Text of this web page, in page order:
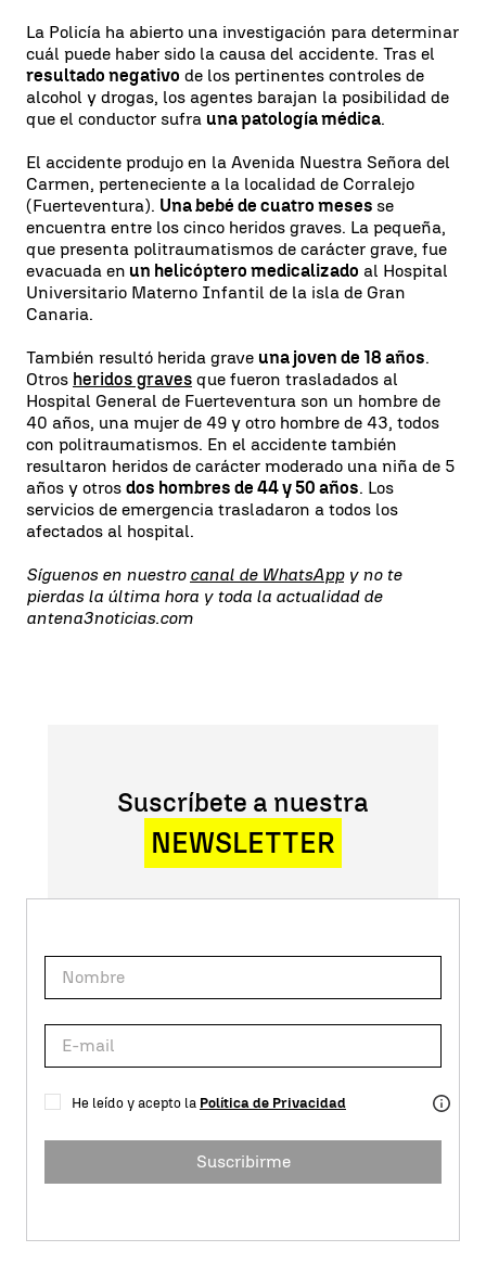
La Policía ha abierto una investigación para determinar
cuál puede haber sido la causa del accidente. Tras el
resultado negativo de los pertinentes controles de
alcohol y drogas, los agentes barajan la posibilidad de
que el conductor sufra una patología médica.
El accidente produjo en la Avenida Nuestra Señora del
Carmen, perteneciente a la localidad de Corralejo
(Fuerteventura). Una bebé de cuatro meses se
encuentra entre los cinco heridos graves. La pequeña,
que presenta politraumatismos de carácter grave, fue
evacuada en un helicóptero medicalizado al Hospital
Universitario Materno Infantil de la isla de Gran
Canaria.
También resultó herida grave una joven de 18 años.
Otros heridos graves que fueron trasladados al
Hospital General de Fuerteventura son un hombre de
40 años, una mujer de 49 y otro hombre de 43, todos
con politraumatismos. En el accidente también
resultaron heridos de carácter moderado una niña de 5
años y otros dos hombres de 44 y 50 años. Los
servicios de emergencia trasladaron a todos los
afectados al hospital.
Síguenos en nuestro canal de WhatsAppy no te
pierdas la última hora y toda la actualidad de
antena3noticias.com
Suscríbete a nuestra
NEWSLETTER
He leído y acepto la Política de Privacidad
Suscribirme